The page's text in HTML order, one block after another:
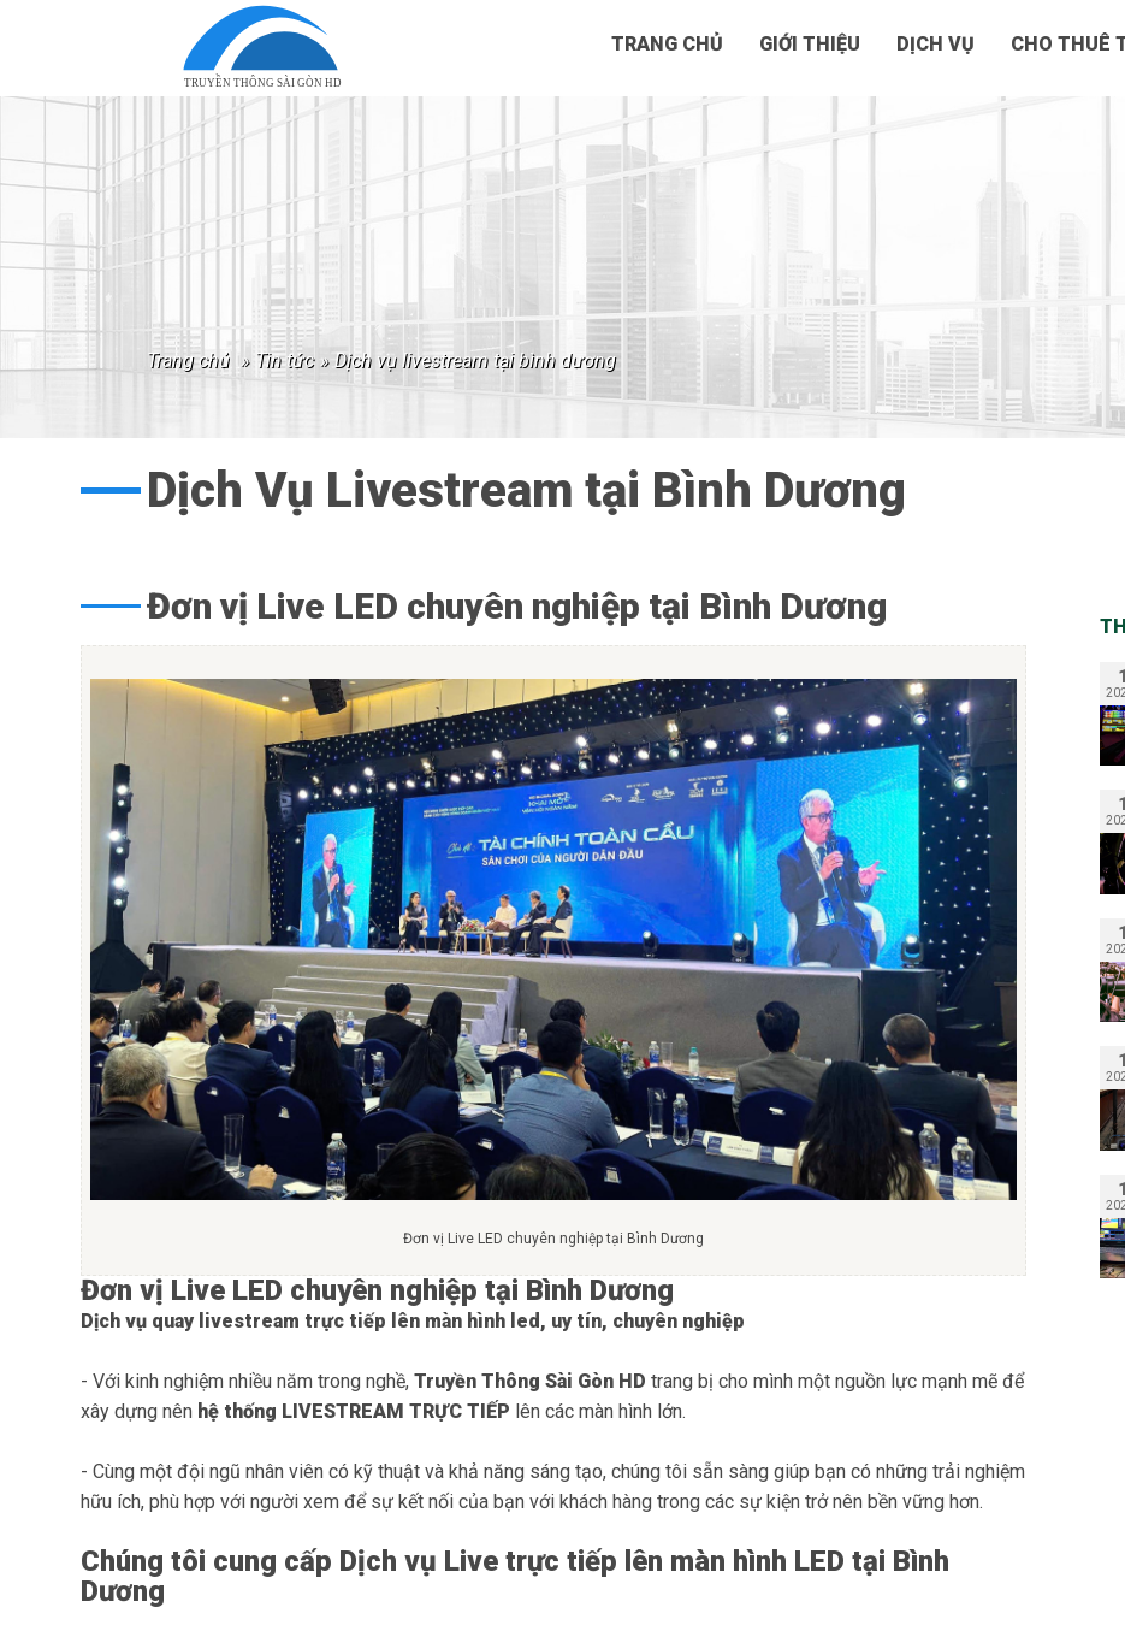
TRUYỀN THÔNG SÀI GÒN HD
TRANG CHỦ GIỚI THIỆU DỊCH VỤ CHO THUÊ
trang chủ » tin tức » dịch vụ livestream tại bình dương
Dịch Vụ Livestream tại Bình Dương
Đơn vị Live LED chuyên nghiệp tại Bình Dương
Đơn vị Live LED chuyên nghiệp tại Bình Dương
Đơn vị Live LED chuyên nghiệp tại Bình Dương
Dịch vụ quay livestream trực tiếp lên màn hình led, uy tín, chuyên nghiệp
- Với kinh nghiệm nhiều năm trong nghề,Truyền Thông Sài Gòn HD trang bị cho mình một nguồn lực mạnh mẽ để
xây dựng nên hệ thống LIVESTREAM TRỰC TIẾP lên các màn hình lớn.
- Cùng một đội ngũ nhân viên có kỹ thuật và khả năng sáng tạo, chúng tôi sẵn sàng giúp bạn có những trải nghiệm
hữu ích, phù hợp với người xem để sự kết nối của bạn với khách hàng trong các sự kiện trở nên bền vững hơn.
Chúng tôi cung cấp Dịch vụ Live trực tiếp lên màn hình LED tại Bình
Dương